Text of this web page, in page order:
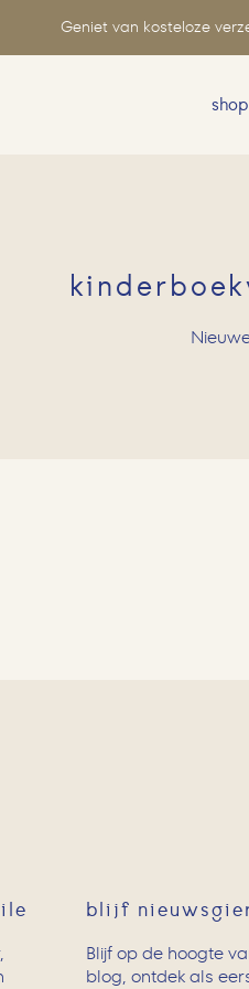
Geniet van kosteloze
shop
blijf
Blijf op de hoogte
blog, ontdek als